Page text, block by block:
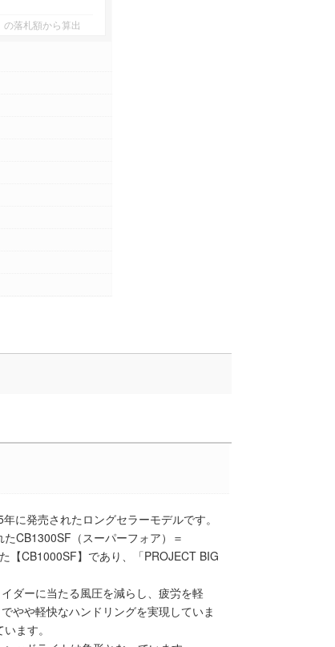
落札額から算出
に発売されたロングセラーモデルです。
CB1300SF（スーパーフォア）＝
【CB1000SF】であり、「PROJECT BIG
ダーに当たる風圧を減らし、疲労を軽
やや軽快なハンドリングを実現していま
ます。